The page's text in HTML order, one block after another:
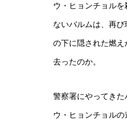
ウ・ヒョンチョル
ないバルムは、再
の下に隠された燃
去ったのか。
警察署にやってきた
ウ・ヒョンチョル